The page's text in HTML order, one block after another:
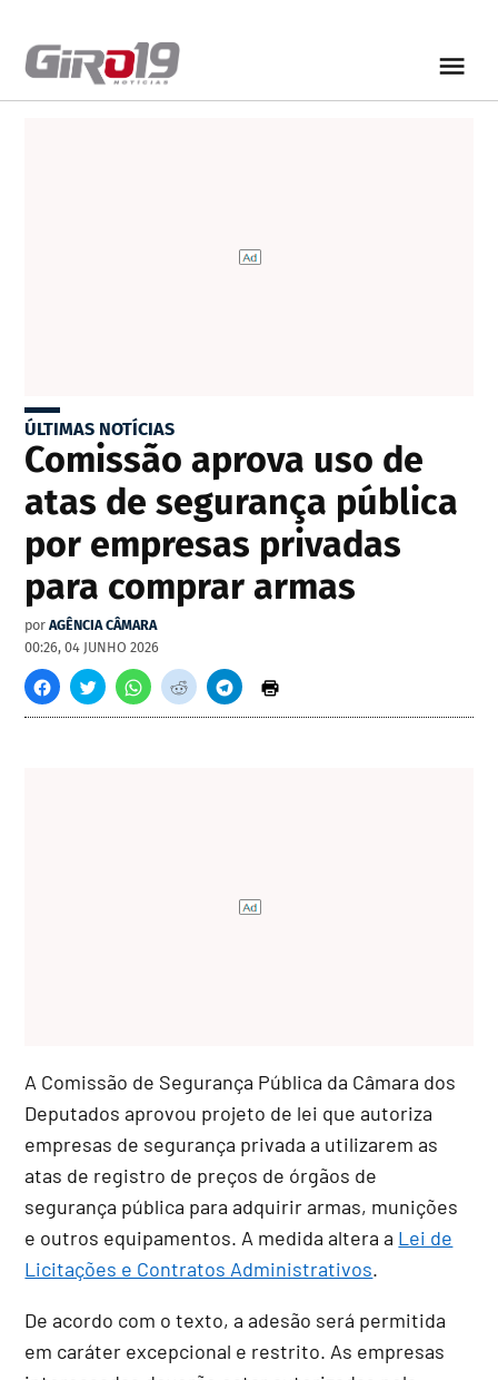
ÚLTIMAS NOTÍCIAS
Comissão aprova uso de
atas de segurança pública
por empresas privadas
para comprar armas
por AGÊNCIA CÂMARA
00:26, 04 JUNHO 2026
A Comissão de Segurança Pública da Câmara dos
Deputados aprovou projeto de lei que autoriza
empresas de segurança privada a utilizarem as
atas de registro de preços de órgãos de
segurança pública para adquirir armas, munições
e outros equipamentos. A medida altera a Lei de
Licitações e Contratos Administrativos.
De acordo com o texto, a adesão será permitida
em caráter excepcional e restrito. As empresas